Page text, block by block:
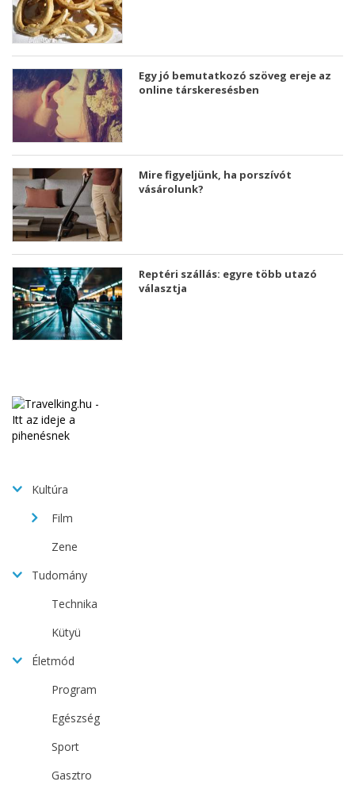
Egy jó bemutatkozó szöveg ereje az
online társkeresésben
Mire figyeljünk, ha porszívót
vásárolunk?
Reptéri szállás: egyre több utazó
választja
Kultúra
Film
Zene
Tudomány
Technika
Kütyü
Életmód
Program
Egészség
Sport
Gasztro